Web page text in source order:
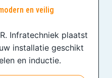
en veilig
Infratechniek plaatst
installatie geschikt
en inductie.